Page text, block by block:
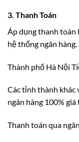
3. Thanh Toán
Áp dụng thanh toán
hệ thống ngân hàng.
Thành phố Hà Nội
Các tỉnh thành khác
ngân hàng 100%
Thanh toán qua